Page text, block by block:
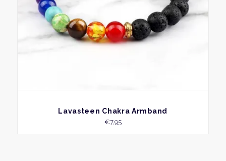
BEKIJK
Lavasteen Chakra Armband
€7,95